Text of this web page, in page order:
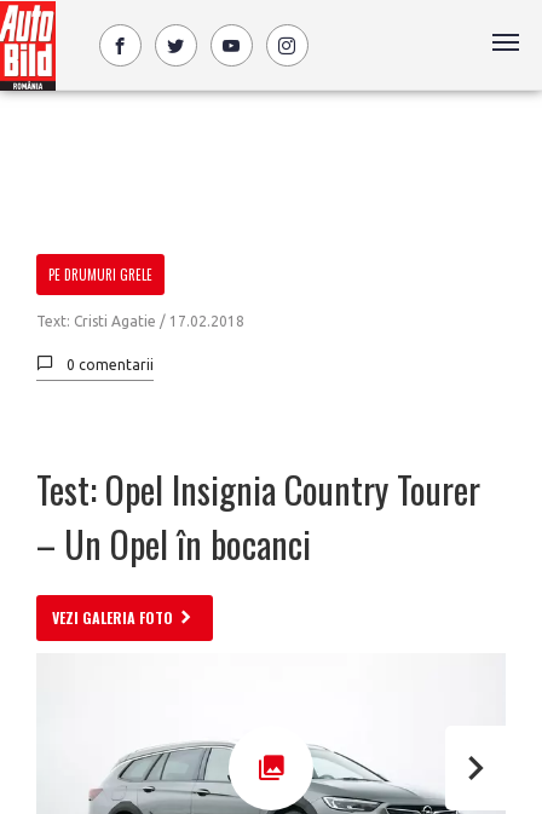
PE DRUMURI GRELE
Text: Cristi Agatie / 17.02.2018
0 comentarii
Test: Opel Insignia Country Tourer
– Un Opel în bocanci
VEZI GALERIA FOTO